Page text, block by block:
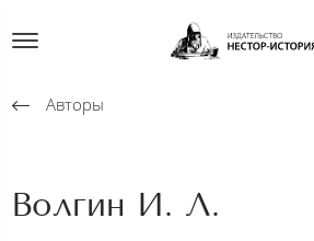
Авторы
Волгин И. Л.